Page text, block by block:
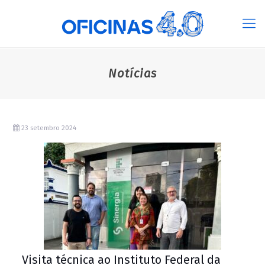
Notícias
23 setembro 2024
Visita técnica ao Instituto Federal da